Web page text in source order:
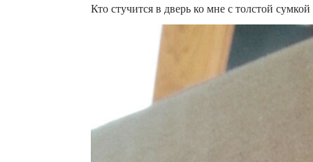
Кто стучится в дверь ко мне с толстой